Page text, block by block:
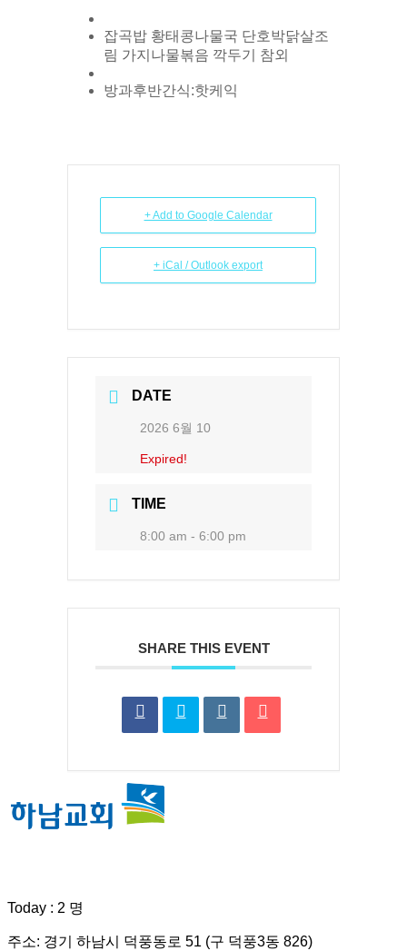
잡곡밥 황태콩나물국 단호박닭살조
림 가지나물볶음 깍두기 참외
방과후반간식:핫케익
+ Add to Google Calendar
+ iCal / Outlook export
DATE
2026 6월 10
Expired!
TIME
8:00 am - 6:00 pm
SHARE THIS EVENT
Today : 2 명
주소: 경기 하남시 덕풍동로 51 (구 덕풍3동 826)